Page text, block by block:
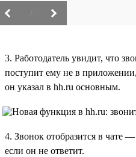
3. Работодатель увидит, что
поступит ему не в
он указал в hh.ru основным.
4. Звонок отобразится в чате
если он не ответит.